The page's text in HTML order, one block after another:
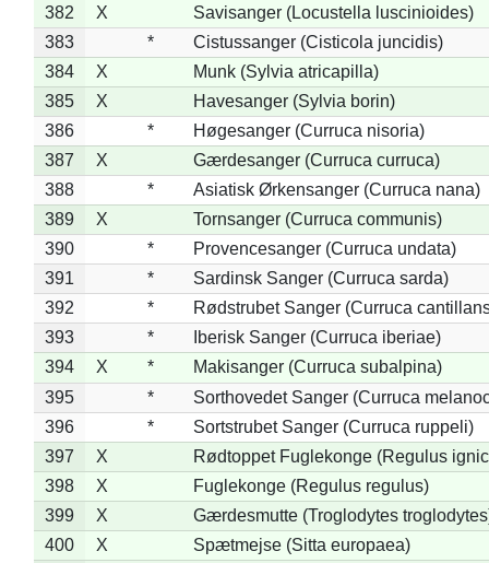
382
X
Savisanger (Locustella luscinioides)
383
*
Cistussanger (Cisticola juncidis)
384
X
Munk (Sylvia atricapilla)
385
X
Havesanger (Sylvia borin)
386
*
Høgesanger (Curruca nisoria)
387
X
Gærdesanger (Curruca curruca)
388
*
Asiatisk Ørkensanger (Curruca nana)
389
X
Tornsanger (Curruca communis)
390
*
Provencesanger (Curruca undata)
391
*
Sardinsk Sanger (Curruca sarda)
392
*
Rødstrubet Sanger (Curruca
393
*
Iberisk Sanger (Curruca iberiae)
394
X *
Makisanger (Curruca subalpina)
395
*
Sorthovedet Sanger (Curruca
396
*
Sortstrubet Sanger (Curruca ruppeli)
397
X
Rødtoppet Fuglekonge (Regulus
398
X
Fuglekonge (Regulus regulus)
399
X
Gærdesmutte (Troglodytes
400
X
Spætmejse (Sitta europaea)